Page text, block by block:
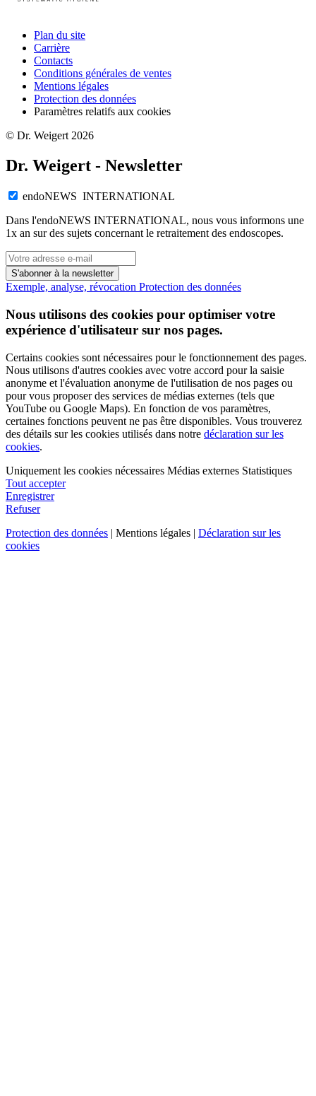
Plan du site
Carrière
Contacts
Conditions générales de ventes
Mentions légales
Protection des données
Paramètres relatifs aux cookies
© Dr. Weigert 2026
Dr. Weigert - Newsletter
endoNEWS INTERNATIONAL
Dans l'endoNEWS INTERNATIONAL, nous vous informons une
1x an sur des sujets concernant le retraitement des endoscopes.
S'abonner à la newsletter
Exemple, analyse, révocation Protection des données
Nous utilisons des cookies pour optimiser votre
expérience d'utilisateur sur nos pages.
Certains cookies sont nécessaires pour le fonctionnement des pages.
Nous utilisons d'autres cookies avec votre accord pour la saisie
anonyme et l'évaluation anonyme de l'utilisation de nos pages ou
pour vous proposer des services de médias externes (tels que
YouTube ou Google Maps). En fonction de vos paramètres,
certaines fonctions peuvent ne pas être disponibles. Vous trouverez
des détails sur les cookies utilisés dans notre déclaration sur les
cookies.
Uniquement les cookies nécessaires Médias externes Statistiques
Tout accepter
Enregistrer
Refuser
Protection des données | Mentions légales | Déclaration sur les
cookies